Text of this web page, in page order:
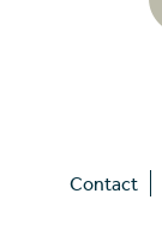
Contact